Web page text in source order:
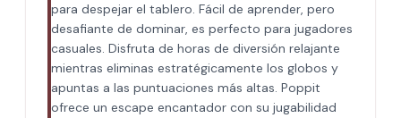
para despejar el tablero. Fácil de aprender, pero
desafiante de dominar, es perfecto para jugadores
casuales. Disfruta de horas de diversión relajante
mientras eliminas estratégicamente los globos y
apuntas a las puntuaciones más altas. Poppit​
ofrece un escape encantador con su jugabilidad